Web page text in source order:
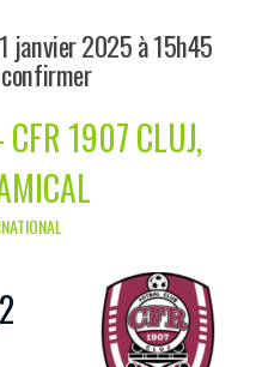
janvier 2025 à 15h45
CFR 1907 CLUJ,
2